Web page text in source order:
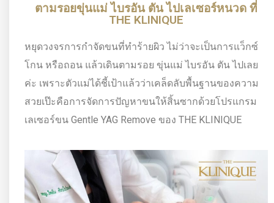
ตามรอยขุ่นแม่ ไบรอัน ตัน ไปเลเซอร์หนวด ที่
THE KLINIQUE
หยุดวงจรการกำจัดขนที่ทำร้ายผิว ไม่ว่าจะเป็นการแว็กซ์
โกน หรือถอน แล้วเดินตามรอย ขุ่นแม่ ไบรอัน ตัน ไปเลย
ค่ะ เพราะตัวแม่ได้ชี้เป้าแล้วว่าเคล็ดลับพื้นฐานของความ
สวยเป๊ะคือการจัดการปัญหาขนให้สิ้นซากด้วยโปรแกรม
เลเซอร์ขน Gentle YAG Remove ของ THE KLINIQUE